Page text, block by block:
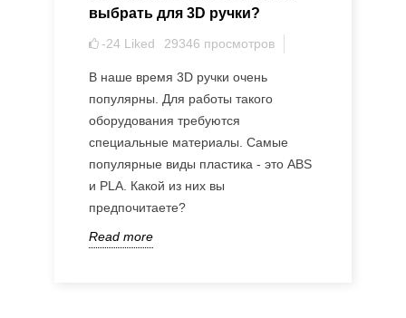
выбрать для 3D ручки?
29346 просмотров
-24 Liked
В наше время 3D ручки очень
популярны. Для работы такого
оборудования требуются
специальные материалы. Самые
популярные виды пластика - это ABS
и PLA. Какой из них вы
предпочитаете?
Read more